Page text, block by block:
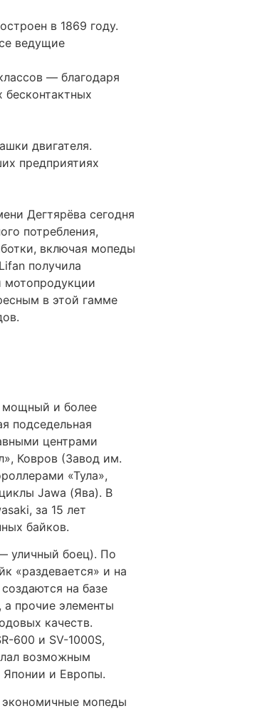
в 1869 году.
ведущие
— благодаря
двигателя.
предприятиях
Дегтярёва сегодня
потребления,
включая мопеды
получила
мотопродукции
в этой гамме
мощный и более
подседельная
центрами
Ковров (Завод им.
«Тула»,
Jawa (Ява). В
за 15 лет
байков.
уличный боец). По
«раздевается» и на
на базе
а прочие элементы
качеств.
600 и SV-1000S,
возможным
Японии и Европы.
мопеды